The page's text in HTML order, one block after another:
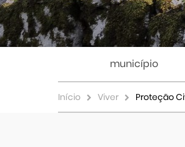
município
Início Viver Proteção